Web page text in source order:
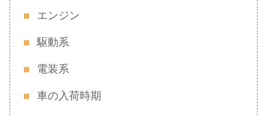
エンジン
駆動系
電装系
車の入荷時期